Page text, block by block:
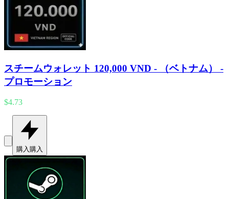
スチームウォレット 120,000 VND - （ベトナム） -
プロモーション
$4.73
購入購入